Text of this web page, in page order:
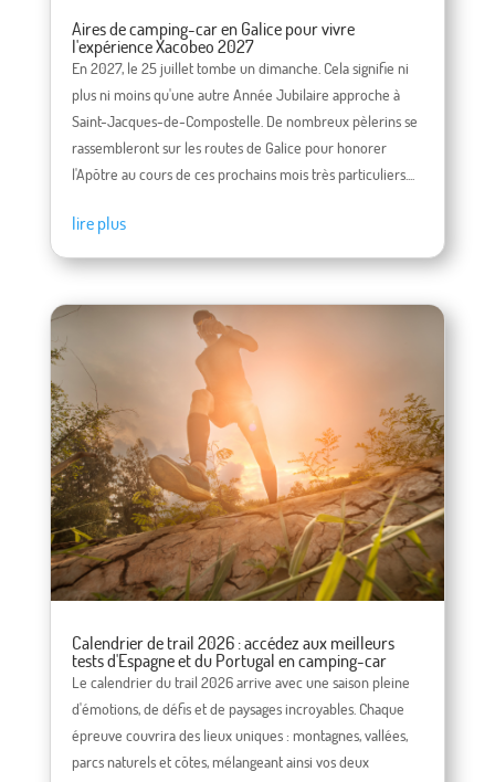
Aires de camping-car en Galice pour vivre
l'expérience Xacobeo 2027
En 2027, le 25 juillet tombe un dimanche. Cela signifie ni
plus ni moins qu'une autre Année Jubilaire approche à
Saint-Jacques-de-Compostelle. De nombreux pèlerins se
rassembleront sur les routes de Galice pour honorer
l'Apôtre au cours de ces prochains mois très particuliers....
lire plus
Calendrier de trail 2026 : accédez aux meilleurs
tests d'Espagne et du Portugal en camping-car
Le calendrier du trail 2026 arrive avec une saison pleine
d'émotions, de défis et de paysages incroyables. Chaque
épreuve couvrira des lieux uniques : montagnes, vallées,
parcs naturels et côtes, mélangeant ainsi vos deux